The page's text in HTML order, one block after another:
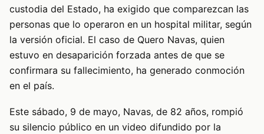
custodia del Estado, ha exigido que comparezcan las
personas que lo operaron en un hospital militar, según
la versión oficial. El caso de Quero Navas, quien
estuvo en desaparición forzada antes de que se
confirmara su fallecimiento, ha generado conmoción
en el país.
Este sábado, 9 de mayo, Navas, de 82 años, rompió
su silencio público en un video difundido por la